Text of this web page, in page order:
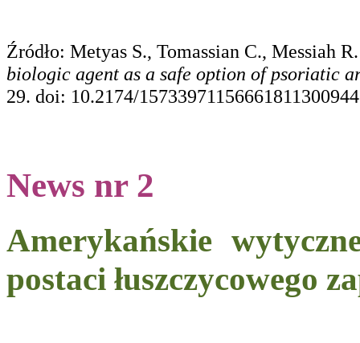
Źródło: Metyas S., Tomassian C., Messiah
biologic agent as a safe option of psoriatic
29. doi: 10.2174/
News nr 2
Amerykańskie
postaci łuszczycowego